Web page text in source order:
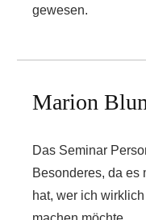
gewesen.
Marion
Das Seminar
Besonderes, da es
hat, wer ich